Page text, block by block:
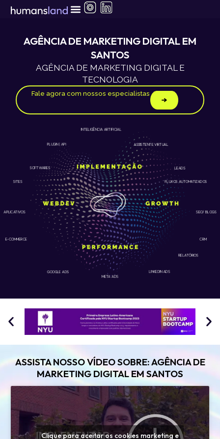
para
conteúdoAGÊNCIA DE MARKETING DIGITAL EM
SANTOS
AGÊNCIA DE MARKETING DIGITAL E
TECNOLOGIA
Fale agora com nossos especialistas
GOOGLE ADS LINKEDIN ADS
APLICATIVOS
SITES
E-COMMERCE
META ADS
CRM
RELATÓRIOS
SEO/ BLOGS
FLUXOS AUTOMATIZADOS
INTELIGÊNCIA ARTIFICIAL
PLUGIN | API
SOFTWARES
ASSISTENTE VIRTUAL
LEADS
ASSISTA NOSSO VÍDEO SOBRE: AGÊNCIA DE
MARKETING DIGITAL EM SANTOS
Clique para aceitar os cookies marketing e